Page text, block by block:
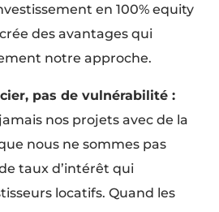
en 100% equity
des avantages qui
notre approche.
pas de vulnérabilité :
nos projets avec de la
nous ne sommes pas
taux d’intérêt qui
locatifs. Quand les